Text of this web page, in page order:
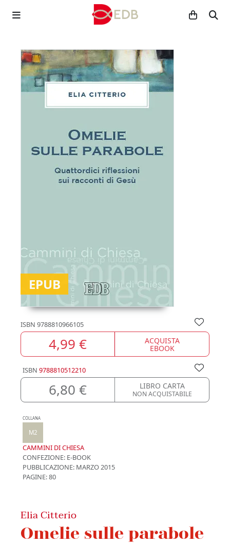
EPUB
ISBN 9788810966105
4,99 € ACQUISTA
EBOOK
ISBN 9788810512210
6,80 € LIBRO CARTA
NON ACQUISTABILE
COLLANA
M2
CAMMINI DI CHIESA
CONFEZIONE: E-BOOK
PUBBLICAZIONE: MARZO 2015
PAGINE: 80
Elia Citterio
Omelie sulle parabole